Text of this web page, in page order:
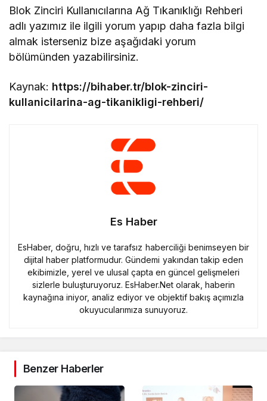
Blok Zinciri Kullanıcılarına Ağ Tıkanıklığı Rehberi
adlı yazımız ile ilgili yorum yapıp daha fazla bilgi
almak isterseniz bize aşağıdaki yorum
bölümünden yazabilirsiniz.
Kaynak: https://bihaber.tr/blok-zinciri-
kullanicilarina-ag-tikanikligi-rehberi/
Es Haber
EsHaber, doğru, hızlı ve tarafsız haberciliği benimseyen bir
dijital haber platformudur. Gündemi yakından takip eden
ekibimizle, yerel ve ulusal çapta en güncel gelişmeleri
sizlerle buluşturuyoruz. EsHaber.Net olarak, haberin
kaynağına iniyor, analiz ediyor ve objektif bakış açımızla
okuyucularımıza sunuyoruz.
Benzer Haberler